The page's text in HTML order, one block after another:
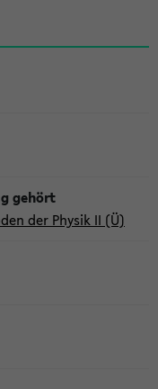
der Physik II (Ü)